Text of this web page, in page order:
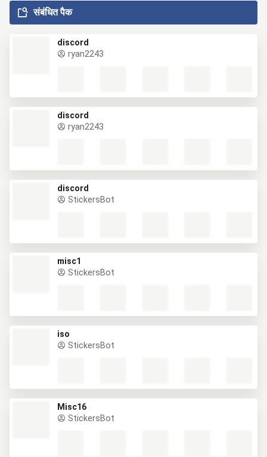
संबंधित पैक
discord
ryan2243
discord
ryan2243
discord
StickersBot
misc1
StickersBot
iso
StickersBot
Misc16
StickersBot